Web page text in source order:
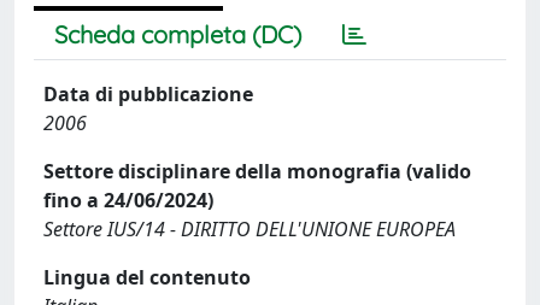
Scheda completa (DC)
Data di pubblicazione
2006
Settore disciplinare della monografia (valido
fino a 24/06/2024)
Settore IUS/14 - DIRITTO DELL'UNIONE EUROPEA
Lingua del contenuto